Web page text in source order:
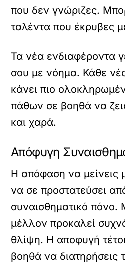
που δεν γνώριζες.
ταλέντα που έκρυβες
Τα νέα ενδιαφέροντα
σου με νόημα. Κάθε
κάνει πιο
πάθων σε βοηθά να
και χαρά.
Απόφυγη
Η απόφαση να μείνεις
να σε προστατεύσει
συναισθηματικό πόνο.
μέλλον προκαλεί
θλίψη. Η αποφυγή
βοηθά να διατηρήσεις